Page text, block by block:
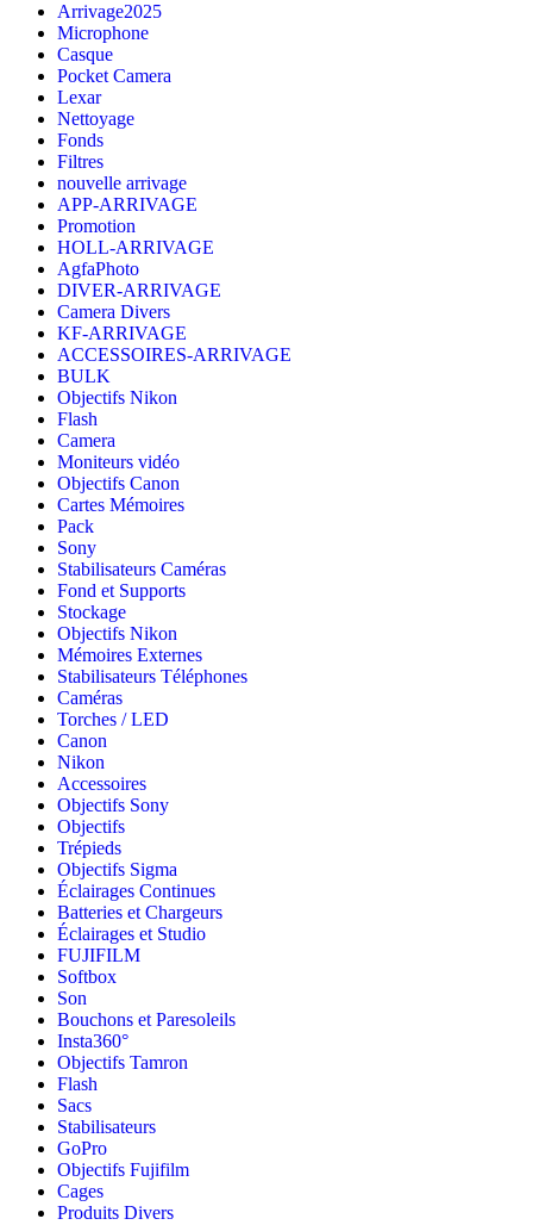
Arrivage2025
Microphone
Casque
Pocket Camera
Lexar
Nettoyage
Fonds
Filtres
nouvelle arrivage
APP-ARRIVAGE
Promotion
HOLL-ARRIVAGE
AgfaPhoto
DIVER-ARRIVAGE
Camera Divers
KF-ARRIVAGE
ACCESSOIRES-ARRIVAGE
BULK
Objectifs Nikon
Flash
Camera
Moniteurs vidéo
Objectifs Canon
Cartes Mémoires
Pack
Sony
Stabilisateurs Caméras
Fond et Supports
Stockage
Objectifs Nikon
Mémoires Externes
Stabilisateurs Téléphones
Caméras
Torches / LED
Canon
Nikon
Accessoires
Objectifs Sony
Objectifs
Trépieds
Objectifs Sigma
Éclairages Continues
Batteries et Chargeurs
Éclairages et Studio
FUJIFILM
Softbox
Son
Bouchons et Paresoleils
Insta360°
Objectifs Tamron
Flash
Sacs
Stabilisateurs
GoPro
Objectifs Fujifilm
Cages
Produits Divers